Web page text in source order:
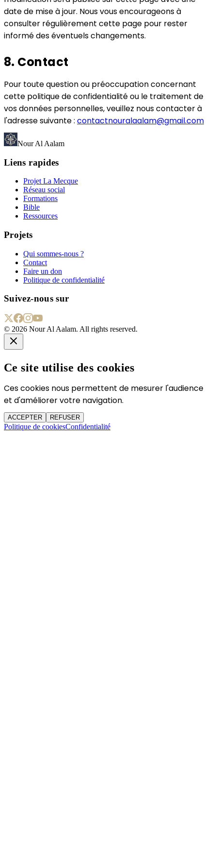
date de mise à jour. Nous vous encourageons à
consulter régulièrement cette page pour rester
informé des éventuels changements.
8. Contact
Pour toute question ou préoccupation concernant
cette politique de confidentialité ou le traitement de
vos données personnelles, veuillez nous contacter à
l'adresse suivante : contactnouralaalam@gmail.com
Nour Al Aalam
Liens rapides
Projet La Mecque
Réseau social
Formations
Bible
Ressources
Projets
Qui sommes-nous ?
Contact
Faire un don
Politique de confidentialité
Suivez-nous sur
© 2026 Nour Al Aalam. All rights reserved.
Ce site utilise des cookies
Ces cookies nous permettent de mesurer l'audience
et d'améliorer votre navigation.
ACCEPTER REFUSER
Politique de cookiesConfidentialité